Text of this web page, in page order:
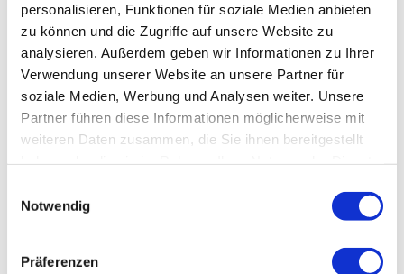
personalisieren, Funktionen für soziale Medien anbieten
zu können und die Zugriffe auf unsere Website zu
analysieren. Außerdem geben wir Informationen zu Ihrer
Verwendung unserer Website an unsere Partner für
soziale Medien, Werbung und Analysen weiter. Unsere
Partner führen diese Informationen möglicherweise mit
weiteren Daten zusammen, die Sie ihnen bereitgestellt
Notwendig
Präferenzen